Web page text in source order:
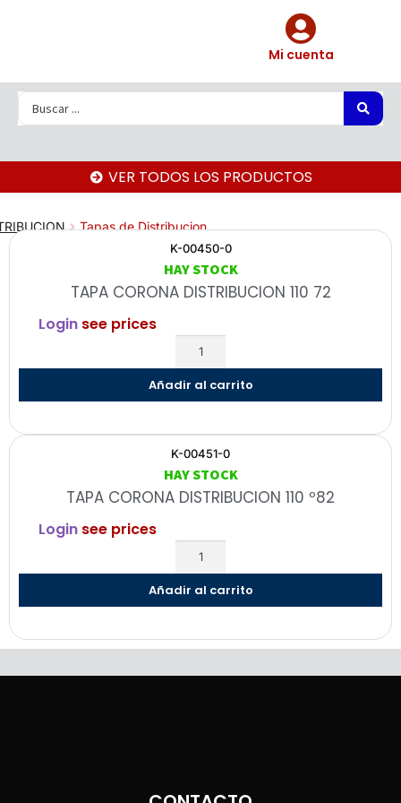
Mi cuenta
VER TODOS LOS PRODUCTOS
Tapas de Distribucion
K-00450-0
HAY STOCK
TAPA CORONA DISTRIBUCION 110 72
Login see prices
Añadir al carrito
K-00451-0
HAY STOCK
TAPA CORONA DISTRIBUCION 110 º82
Login see prices
Añadir al carrito